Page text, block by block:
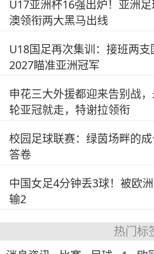
U17亚洲杯16强出炉！亚洲
澳领衔两大黑马出线
U18国足再次集训：接班两支
2027瞄准亚洲冠军
申花三大外援都迎来告别战
轮亚冠就走，特谢拉领衔
校园足球联赛：绿茵场畔的
答卷
中国女足4分钟丢3球！被欧
输2
热门标